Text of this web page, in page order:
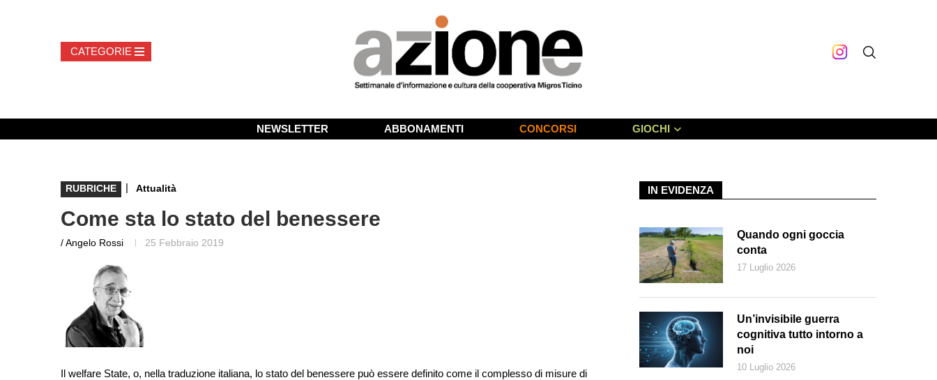
NEWSLETTER ABBONAMENTI CONCORSI GIOCHI
RUBRICHE | Attualità
Come sta lo stato del benessere
/ Angelo Rossi 25 Febbraio 2019
Il welfare State, o, nella traduzione italiana, lo stato del benessere può essere definito come il complesso di misure di
IN EVIDENZA
Quando ogni goccia
conta
17 Luglio 2026
Un’invisibile guerra
cognitiva tutto intorno a
noi
10 Luglio 2026